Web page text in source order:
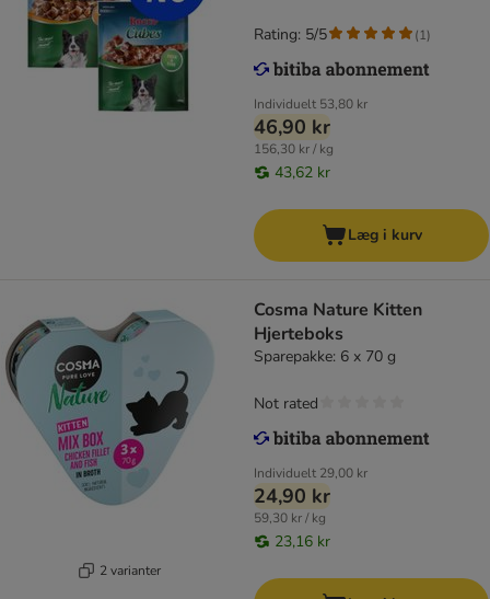
Individuelt 53,80 kr
46,90 kr
156,30 kr / kg
43,62 kr
Rating: 5/5 (1)
Læg i kurv
2 varianter
Cosma Nature Kitten
Hjerteboks
Sparepakke: 6 x 70 g
Individuelt 29,00 kr
24,90 kr
59,30 kr / kg
23,16 kr
Not rated